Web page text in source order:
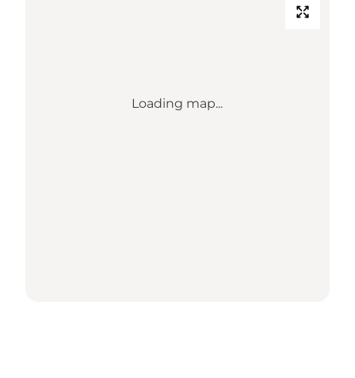
Loading map...